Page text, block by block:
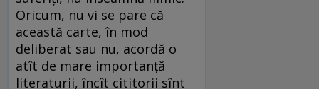
Oricum, nu vi se pare că
această carte, în mod
deliberat sau nu, acordă o
atît de mare importanţă
literaturii, încît cititorii sînt